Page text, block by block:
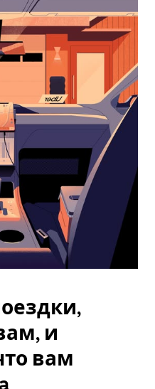
и
вам